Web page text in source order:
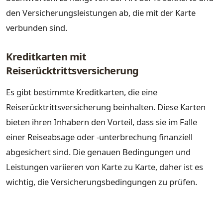
den Versicherungsleistungen ab, die mit der Karte
verbunden sind.
Kreditkarten mit
Reiserücktrittsversicherung
Es gibt bestimmte Kreditkarten, die eine
Reiserücktrittsversicherung beinhalten. Diese Karten
bieten ihren Inhabern den Vorteil, dass sie im Falle
einer Reiseabsage oder -unterbrechung finanziell
abgesichert sind. Die genauen Bedingungen und
Leistungen variieren von Karte zu Karte, daher ist es
wichtig, die Versicherungsbedingungen zu prüfen.